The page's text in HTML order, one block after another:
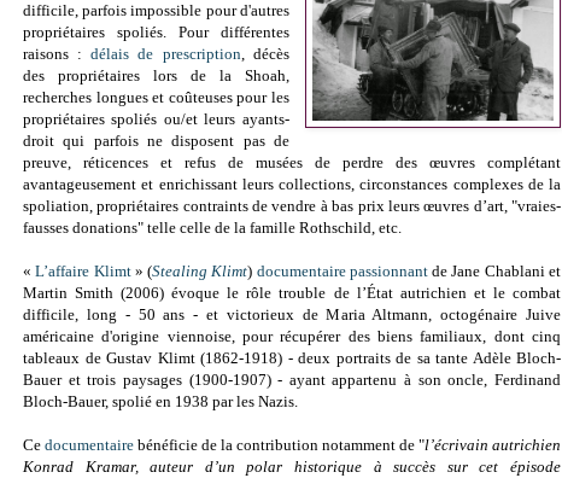
difficile, parfois impossible pour d'autres
propriétaires spoliés. Pour différentes
raisons :délais de prescription, décès
des propriétaires lors de la Shoah,
recherches longues et coûteuses pour les
propriétaires spoliés ou/et leurs ayants-
droit qui parfois ne disposent pas de
preuve, réticences et refus de musées de perdre des œuvres complétant
avantageusement et enrichissant leurs collections, circonstances complexes de la
spoliation, propriétaires contraints de vendre à bas prix leurs œuvres d’art, "vraies-
fausses donations" telle celle de la famille Rothschild, etc.
«L’affaire Klimt» (Stealing Klimt) documentaire passionnantde Jane Chablani et
Martin Smith (2006) évoque le rôle trouble de l’État autrichien et le combat
difficile, long - 50 ans - et victorieux de Maria Altmann, octogénaire Juive
américaine d'origine viennoise, pour récupérer des biens familiaux, dont cinq
tableaux de Gustav Klimt (1862-1918) - deux portraits de sa tante Adèle Bloch-
Bauer et trois paysages (1900-1907) - ayant appartenu à son oncle, Ferdinand
Bloch-Bauer, spolié en 1938 par les Nazis.
Ce documentaire bénéficie de la contribution notamment de "l’écrivain autrichien
Konrad Kramar, auteur d’un polar historique à succès sur cet épisode